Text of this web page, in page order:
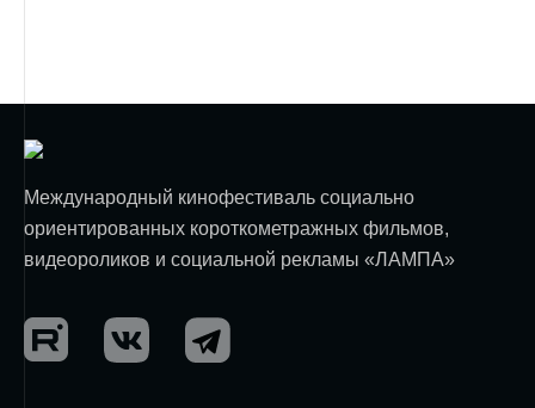
Международный кинофестиваль социально
ориентированных короткометражных фильмов,
видеороликов и социальной рекламы «ЛАМПА»